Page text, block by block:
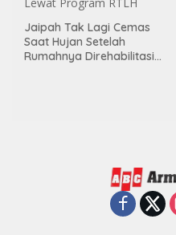
Jaipah Tak Lagi Cemas
Saat Hujan Setelah
Rumahnya Direhabilitasi